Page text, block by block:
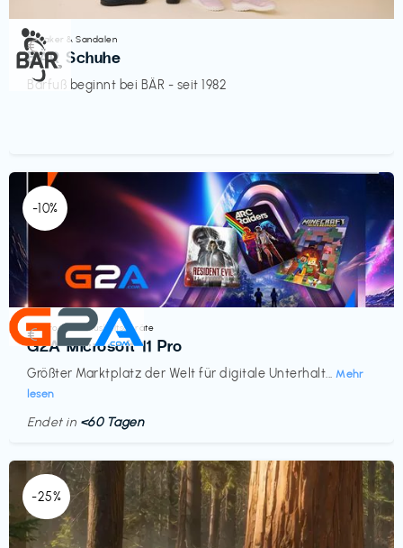
Sneaker & Sandalen
BÄR Schuhe
Barfuß beginnt bei BÄR - seit 1982
€‎
-10%
Elektronik & Haushaltsgeräte
G2A Microsoft 11 Pro
Größter Marktplatz der Welt für digitale Unterhalt... Mehr
lesen
€‎
Endet in <60 Tagen
-25%